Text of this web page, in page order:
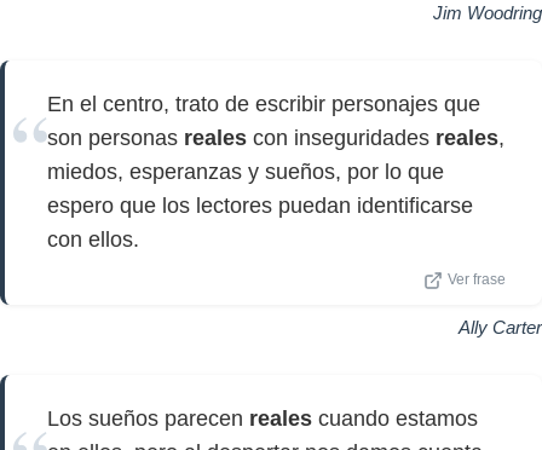
Jim Woodring
En el centro, trato de escribir personajes que
son personas reales con inseguridades reales,
miedos, esperanzas y sueños, por lo que
espero que los lectores puedan identificarse
con ellos.
Ver frase
Ally Carter
Los sueños parecen reales cuando estamos